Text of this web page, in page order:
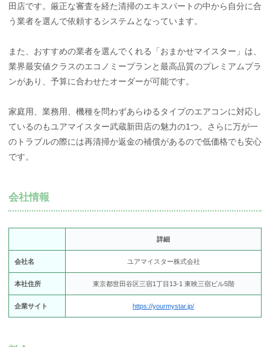
田店です。厳正な審査を経た清掃のエキスパートの中から自分に合
う業者を選んで依頼するシステムとなっています。
また、おすすめの業者を選んでくれる「おまかせマイスター」は、
業界最安値クラスのエコノミープランと最高品質のプレミアムプラ
ンがあり、予算に合わせたオーダーが可能です。
家庭用、業務用、機種を問わずあらゆるタイプのエアコンに対応し
ているのもユアマイスター武蔵新田店の魅力の1つ。さらに万が一
のトラブルの際には再清掃か返金の補償があるので低価格でも安心
です。
会社情報
詳細
会社名 ユアマイスター株式会社
本社住所 東京都世田谷区三宿1丁目13-1 東映三宿ビル5階
企業サイト https://yourmystar.jp/